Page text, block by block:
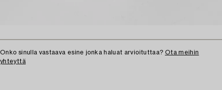
Onko sinulla vastaava esine jonka haluat arvioituttaa? Ota meihin
yhteyttä